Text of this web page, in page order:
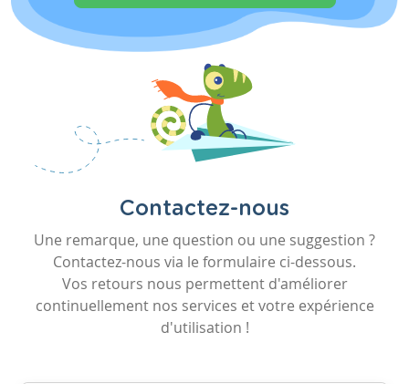
Contactez-nous
Une remarque, une question ou une suggestion ?
Contactez-nous via le formulaire ci-dessous.
Vos retours nous permettent d'améliorer
continuellement nos services et votre expérience
d'utilisation !